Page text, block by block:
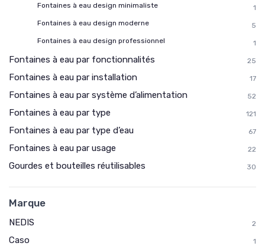
Fontaines à eau design minimaliste
1
Fontaines à eau design moderne
5
Fontaines à eau design professionnel
1
Fontaines à eau par fonctionnalités 25
Fontaines à eau par installation 17
Fontaines à eau par système d’alimentation 52
Fontaines à eau par type 121
Fontaines à eau par type d’eau 67
Fontaines à eau par usage 22
Gourdes et bouteilles réutilisables 30
Marque
NEDIS 2
Caso 1